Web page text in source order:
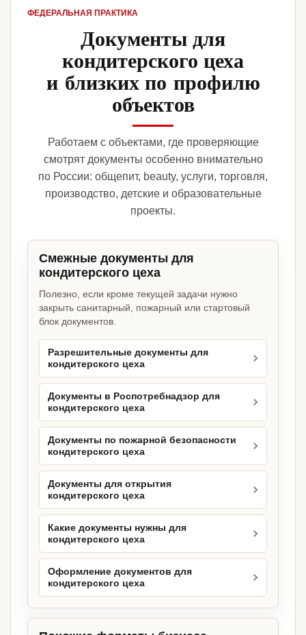
ФЕДЕРАЛЬНАЯ ПРАКТИКА
Документы для
кондитерского цеха
и близких по профилю
объектов
Работаем с объектами, где проверяющие
смотрят документы особенно внимательно
по России: общепит, beauty, услуги, торговля,
производство, детские и образовательные
проекты.
Смежные документы для
кондитерского цеха
Полезно, если кроме текущей задачи нужно
закрыть санитарный, пожарный или стартовый
блок документов.
Разрешительные документы для
кондитерского цеха
Документы в Роспотребнадзор для
кондитерского цеха
Документы по пожарной безопасности
кондитерского цеха
Документы для открытия
кондитерского цеха
Какие документы нужны для
кондитерского цеха
Оформление документов для
кондитерского цеха